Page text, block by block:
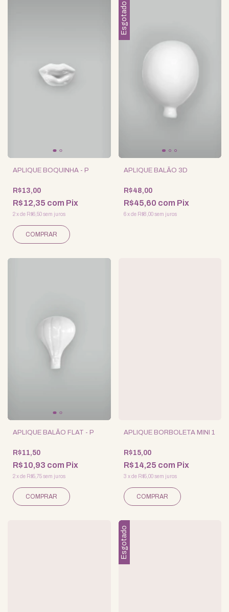
APLIQUE BOQUINHA - P
R$13,00
R$12,35 com Pix
2xde R$6,50sem juros
Esgotado
APLIQUE BALÃO 3D
R$48,00
R$45,60 com Pix
6 xde R$8,00 sem juros
APLIQUE BALÃO FLAT - P
R$11,50
R$10,93 com Pix
2xde R$5,75sem juros
APLIQUE BORBOLETA MINI 1
R$15,00
R$14,25 com Pix
3 xde R$5,00 sem juros
Esgotado